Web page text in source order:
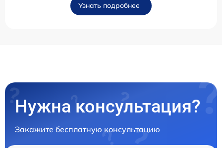
Узнать подробнее
Нужна консультация?
Закажите бесплатную консультацию